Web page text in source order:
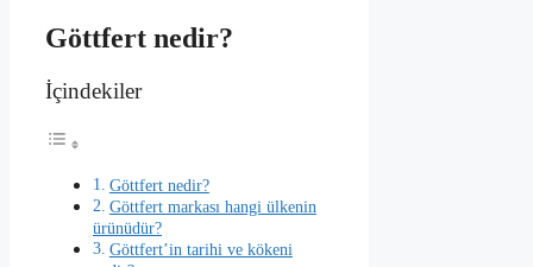
Göttfert nedir?
İçindekiler
Göttfert nedir?
Göttfert markası hangi ülkenin
ürünüdür?
Göttfert’in tarihi ve kökeni